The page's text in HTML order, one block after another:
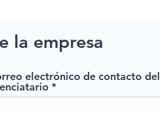
la empresa
electrónico de contacto del